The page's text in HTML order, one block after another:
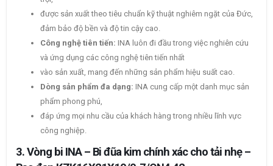
được sản xuất theo tiêu chuẩn kỹ thuật nghiêm ngặt của Đức,
đảm bảo độ bền và độ tin cậy cao.
Công nghệ tiên tiến: INA luôn đi đầu trong việc nghiên cứu
và ứng dụng các công nghệ tiên tiến nhất
vào sản xuất, mang đến những sản phẩm hiệu suất cao.
Dòng sản phẩm đa dạng: INA cung cấp một danh mục sản
phẩm phong phú,
đáp ứng mọi nhu cầu của khách hàng trong nhiều lĩnh vực
công nghiệp.
3. Vòng bi INA – Bi đũa kim chính xác cho tải nhẹ –